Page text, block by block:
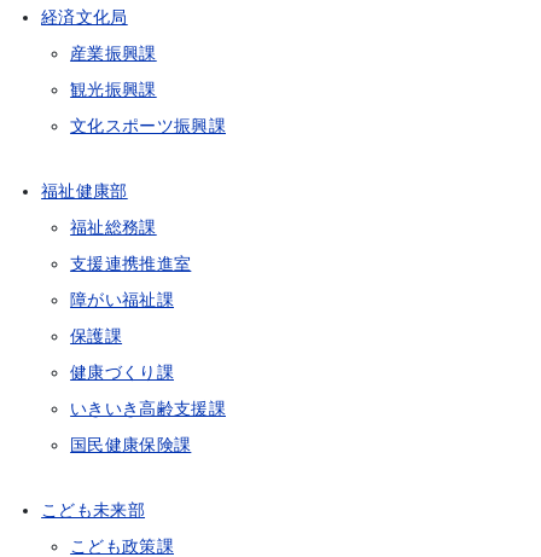
経済文化局
産業振興課
観光振興課
文化スポーツ振興課
福祉健康部
福祉総務課
支援連携推進室
障がい福祉課
保護課
健康づくり課
いきいき高齢支援課
国民健康保険課
こども未来部
こども政策課